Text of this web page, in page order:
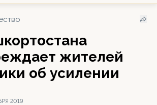
жителей
об усилении
2019